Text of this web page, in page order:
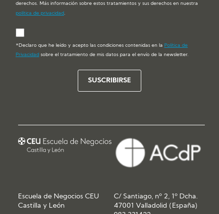
derechos. Más información sobre estos tratamientos y sus derechos en nuestra
política de privacidad.
*Declaro que he leído y acepto las condiciones contenidas en la Política de
Privacidad sobre el tratamiento de mis datos para el envío de la newsletter.
Escuela de Negocios CEU
Castilla y León
C/ Santiago, nº 2, 1º Dcha.
47001 Valladolid (España)